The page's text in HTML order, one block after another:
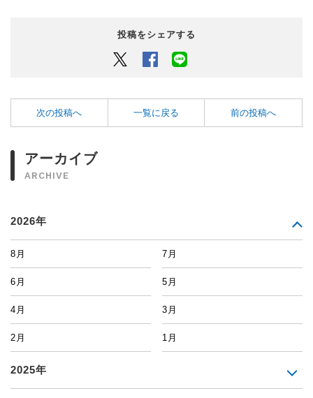
投稿をシェアする
Twitter Facebook
次の投稿へ 一覧に戻る 前の投稿へ
アーカイブ
ARCHIVE
2026年
8月 7月
6月 5月
4月 3月
2月 1月
2025年